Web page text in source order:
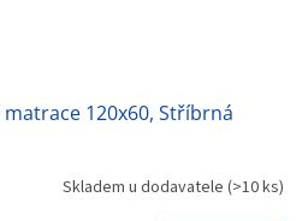
120x60, Stříbrná
Skladem u dodavatele (>10 ks)